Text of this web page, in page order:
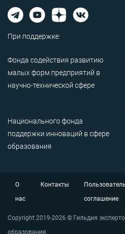
При поддержке:
Фонда содействия развитию
малых форм предприятий в
научно-технической сфере
Национального фонда
поддержки инноваций в сфере
образования
Copyright 2019-2026 © Гильдия
образования.
О
нас
Контакты
соглашение